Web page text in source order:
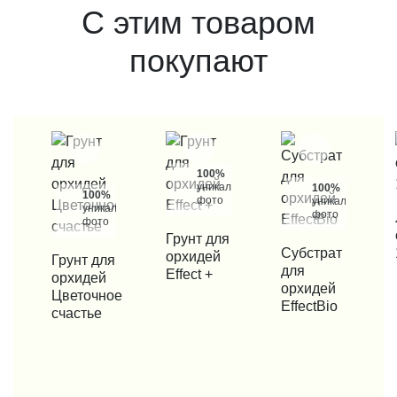
С этим товаром
покупают
100%
уникальные
фото
КУПИТЬ В 1 КЛИК
Грунт для
орхидей
Цветочное
счастье
100%
уникальные
фото
КУПИТЬ В 1 КЛИК
Грунт для
орхидей
Effect +
100%
уникальные
фото
КУПИТЬ В 1 КЛИК
Субстрат
для
орхидей
EffectBio